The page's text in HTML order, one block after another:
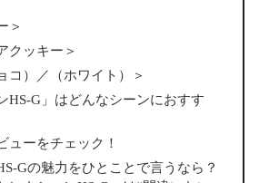
＞
クッキー＞
コ）／（ホワイト）＞
HS-G」はどんなシーンにおすす
ューをチェック！
Gの魅力をひとことで言うなら？